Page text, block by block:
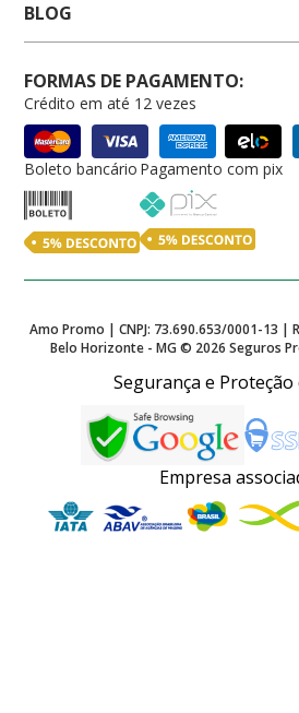
BLOG
FORMAS DE PAGAMENTO:
Crédito em até 12 vezes
Boleto bancário Pagamento com pix
Amo Promo | CNPJ: 73.690.653/0001-13 |
Belo Horizonte - MG © 2026 Seguros
Segurança e Proteção
Empresa